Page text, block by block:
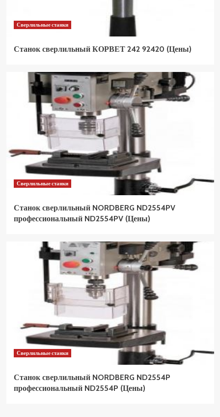
Сверлильные станки
Станок сверлильный КОРВЕТ 242 92420 (Цены)
Сверлильные станки
Станок сверлильный NORDBERG ND2554PV
профессиональный ND2554PV (Цены)
Сверлильные станки
Станок сверлильный NORDBERG ND2554P
профессиональный ND2554P (Цены)